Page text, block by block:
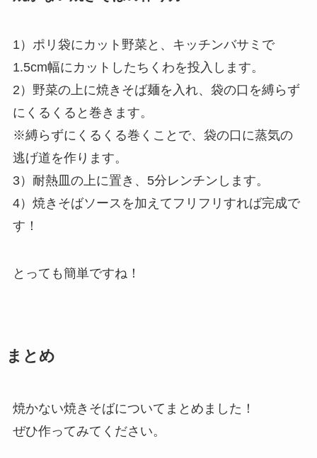
1）ポリ袋にカット野菜と、キッチンバサミで
1.5cm幅にカットしたちくわを投入します。
2）野菜の上に焼きそば麺を入れ、袋の口を縛らず
にくるくると巻きます。
※縛らずにくるくる巻くことで、袋の口に蒸気の
逃げ道を作ります。
3）耐熱皿の上に置き、5分レンチンします。
4）焼きそばソースを加えてフリフリすれば完成で
す！
とっても簡単ですね！
まとめ
焼かない焼きそばについてまとめました！
ぜひ作ってみてください。